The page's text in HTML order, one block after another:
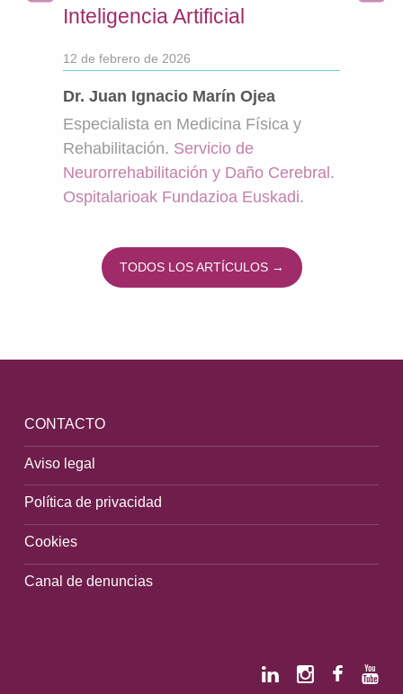
Inteligencia Artificial
12 de febrero de 2026
Dr. Juan Ignacio Marín Ojea
Especialista en Medicina Física y
Rehabilitación. Servicio de
Neurorrehabilitación y Daño Cerebral.
Ospitalarioak Fundazioa Euskadi.
TODOS LOS ARTÍCULOS →
CONTACTO
Aviso legal
Política de privacidad
Cookies
Canal de denuncias